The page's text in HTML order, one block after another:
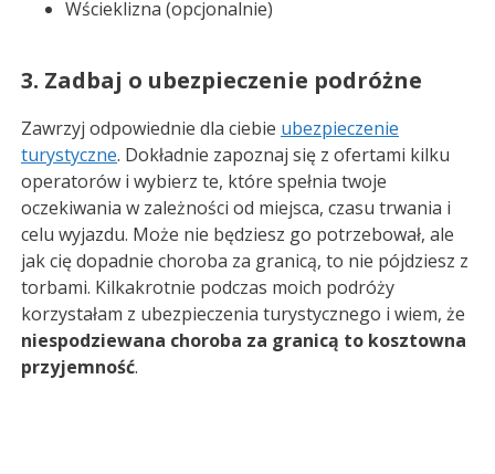
Wścieklizna (opcjonalnie)
3. Zadbaj o ubezpieczenie podróżne
Zawrzyj odpowiednie dla ciebie ubezpieczenie
turystyczne. Dokładnie zapoznaj się z ofertami kilku
operatorów i wybierz te, które spełnia twoje
oczekiwania w zależności od miejsca, czasu trwania i
celu wyjazdu. Może nie będziesz go potrzebował, ale
jak cię dopadnie choroba za granicą, to nie pójdziesz z
torbami. Kilkakrotnie podczas moich podróży
korzystałam z ubezpieczenia turystycznego i wiem, że
niespodziewana choroba za granicą to kosztowna
przyjemność.